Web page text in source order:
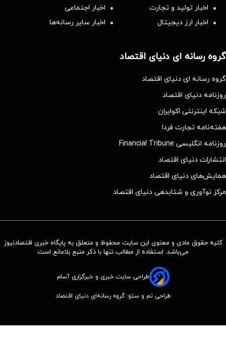
اخبار تولید و تجارت
اخبار اجتماعی
اخبار ارز دیجیتال
اخبار سایر رسانه‌‌ها
گروه رسانه ای دنیای اقتصاد
گروه رسانه ای دنیای اقتصاد
روزنامه دنیای اقتصاد
شبکه اینترنتی اکوایران
هفته‌نامه تجارت فردا
روزنامه انگلیسی Financial Tribune
انتشارات دنیای اقتصاد
همایش‌های دنیای اقتصاد
مرکز نوآوری و شتابدهی دنیای اقتصاد
کلیه حقوق مادی و معنوی این سایت محفوظ و متعلق به پایگاه خبری اقتصادنیوز
می‌باشد. استفاده از مطالب تنها با ذکر منبع بلامانع است
طراحی سایت خبری و خبرگزاری آسام
طراحی تم و سئو: گروه رسانه‌ای دنیای اقتصاد